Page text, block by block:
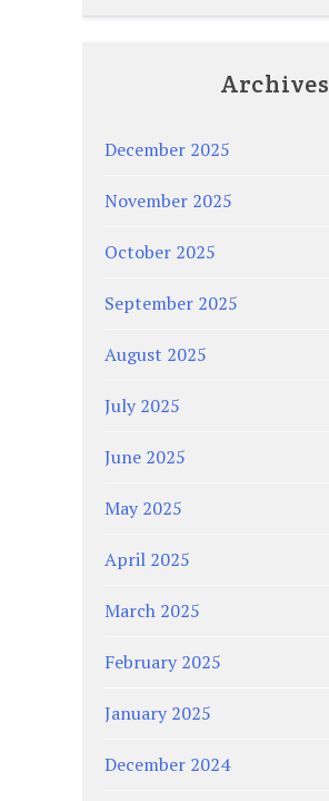
Archives
December 2025
November 2025
October 2025
September 2025
August 2025
July 2025
June 2025
May 2025
April 2025
March 2025
February 2025
January 2025
December 2024